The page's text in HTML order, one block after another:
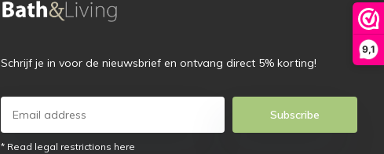
9,1
Schrijf je in voor de nieuwsbrief en ontvang direct 5% korting!
Subscribe
* Read legal restrictions here